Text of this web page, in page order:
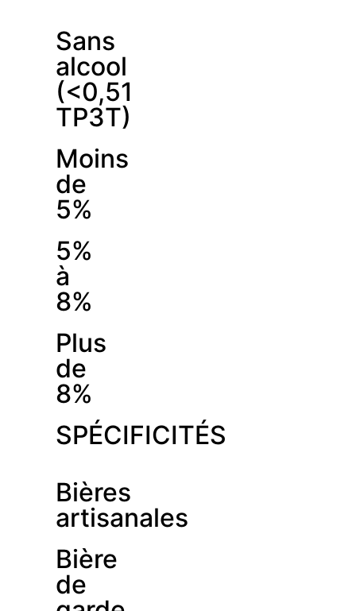
Sans
alcool
(<0,51
TP3T)
Moins
de
5%
5%
à
8%
Plus
de
8%
SPÉCIFICITÉS
Bières
artisanales
Bière
de